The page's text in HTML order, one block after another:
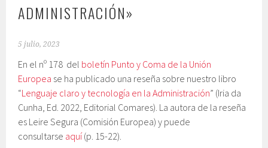
ADMINISTRACIÓN»
5 julio, 2023
En el nº 178 del boletín Punto y Coma de la Unión
Europea se ha publicado una reseña sobre nuestro libro
“Lenguaje claro y tecnología en la Administración” (Iria da
Cunha, Ed. 2022, Editorial Comares). La autora de la reseña
es Leire Segura (Comisión Europea) y puede
consultarse aquí (p. 15-22).